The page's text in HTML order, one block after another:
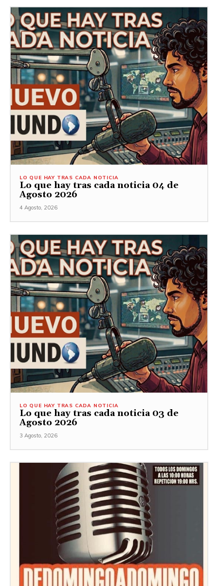
LO QUE HAY TRAS CADA NOTICIA
Lo que hay tras cada noticia 04 de
Agosto 2026
4 Agosto, 2026
LO QUE HAY TRAS CADA NOTICIA
Lo que hay tras cada noticia 03 de
Agosto 2026
3 Agosto, 2026